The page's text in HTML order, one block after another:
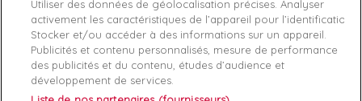
Démarque 40 %
Références spécifiques
EAN-13 7621097433255
Utiliser des données de géolocalisation précises. Analyser
activement les caractéristiques de l’appareil pour l’identification.
Stocker et/ou accéder à des informations sur un appareil.
Publicités et contenu personnalisés, mesure de performance
des publicités et du contenu, études d’audience et
développement de services.